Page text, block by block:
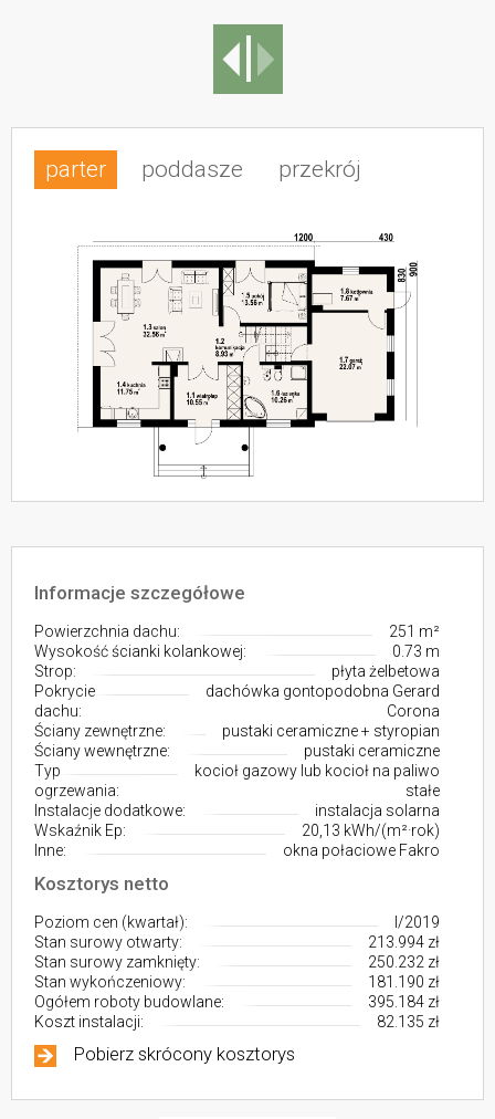
parter poddasze przekrój
Informacje szczegółowe
Powierzchnia dachu:
251 m²
Wysokość ścianki kolankowej:
0.73 m
Strop:
płyta żelbetowa
Pokrycie
dachu:
dachówka gontopodobna Gerard
Corona
Ściany zewnętrzne:
pustaki ceramiczne + styropian
Ściany wewnętrzne:
pustaki ceramiczne
Typ
ogrzewania:
kocioł gazowy lub kocioł na paliwo
stałe
Instalacje dodatkowe:
instalacja solarna
Wskaźnik Ep:
20,13 kWh/(m²·rok)
Inne:
okna połaciowe Fakro
Kosztorys netto
Poziom cen (kwartał):
I/2019
Stan surowy otwarty:
213.994 zł
Stan surowy zamknięty:
250.232 zł
Stan wykończeniowy:
181.190 zł
Ogółem roboty budowlane:
395.184 zł
Koszt instalacji:
82.135 zł
Pobierz skrócony kosztorys